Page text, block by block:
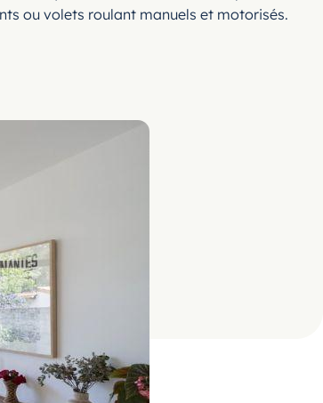
ou volets roulant manuels et motorisés.